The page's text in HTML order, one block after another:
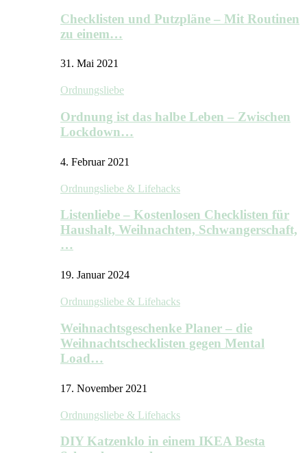
Checklisten und Putzpläne – Mit Routinen
zu einem…
31. Mai 2021
Ordnungsliebe
Ordnung ist das halbe Leben – Zwischen
Lockdown…
4. Februar 2021
Ordnungsliebe & Lifehacks
Listenliebe – Kostenlosen Checklisten für
Haushalt, Weihnachten, Schwangerschaft,
…
19. Januar 2024
Ordnungsliebe & Lifehacks
Weihnachtsgeschenke Planer – die
Weihnachtschecklisten gegen Mental
Load…
17. November 2021
Ordnungsliebe & Lifehacks
DIY Katzenklo in einem IKEA Besta